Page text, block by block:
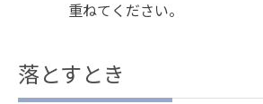
重ねてください。
落とすとき